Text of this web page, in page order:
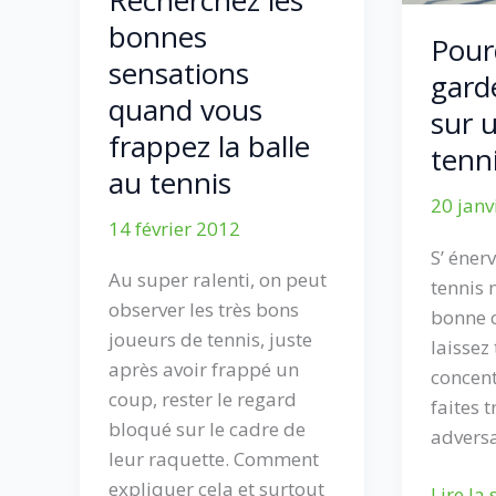
bonnes
sensations
quand vous
frappez la balle
au tennis
14 février 2012
Au super ralenti, on peut
observer les très bons
joueurs de tennis, juste
après avoir frappé un
coup, rester le regard
bloqué sur le cadre de
leur raquette. Comment
expliquer cela et surtout
sur
20
S’
tennis
bonne
laissez
faites